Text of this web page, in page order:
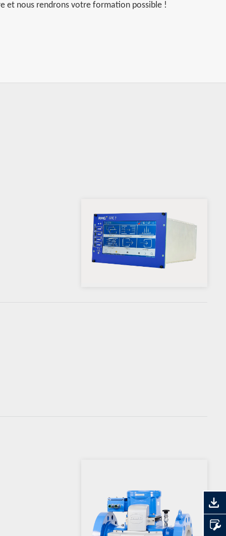
et nous rendrons votre formation possible !